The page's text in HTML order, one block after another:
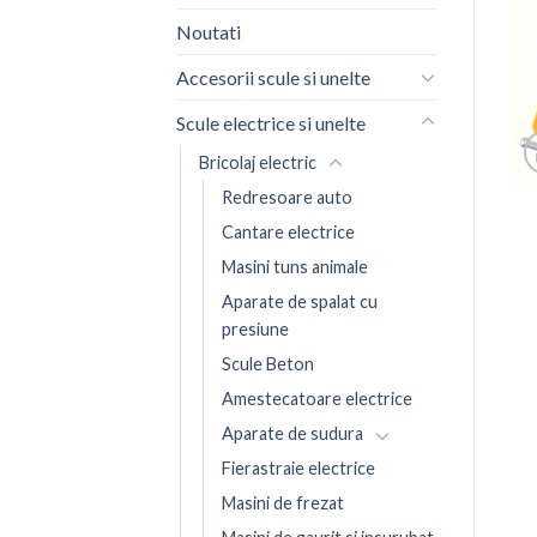
Noutati
Accesorii scule si unelte
Scule electrice si unelte
Bricolaj electric
Redresoare auto
Cantare electrice
Masini tuns animale
Aparate de spalat cu
presiune
Scule Beton
Amestecatoare electrice
Aparate de sudura
Fierastraie electrice
Masini de frezat